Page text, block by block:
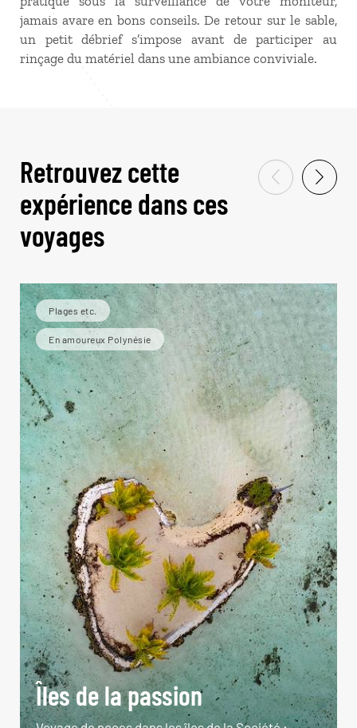
jamais avare en bons conseils. De retour sur le sable,
un petit débrief s’impose avant de participer au
rinçage du matériel dans une ambiance conviviale.
Retrouvez cette
expérience dans ces
voyages
Plages etc.
En amoureux Polynésie
Îles de la passion